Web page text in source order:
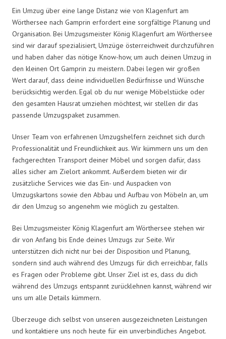
Ein Umzug über eine lange Distanz wie von Klagenfurt am
Wörthersee nach Gamprin erfordert eine sorgfältige Planung und
Organisation. Bei Umzugsmeister König Klagenfurt am Wörthersee
sind wir darauf spezialisiert, Umzüge österreichweit durchzuführen
und haben daher das nötige Know-how, um auch deinen Umzug in
den kleinen Ort Gamprin zu meistern. Dabei legen wir großen
Wert darauf, dass deine individuellen Bedürfnisse und Wünsche
berücksichtig werden. Egal ob du nur wenige Möbelstücke oder
den gesamten Hausrat umziehen möchtest, wir stellen dir das
passende Umzugspaket zusammen.
Unser Team von erfahrenen Umzugshelfern zeichnet sich durch
Professionalität und Freundlichkeit aus. Wir kümmern uns um den
fachgerechten Transport deiner Möbel und sorgen dafür, dass
alles sicher am Zielort ankommt. Außerdem bieten wir dir
zusätzliche Services wie das Ein- und Auspacken von
Umzugskartons sowie den Abbau und Aufbau von Möbeln an, um
dir den Umzug so angenehm wie möglich zu gestalten.
Bei Umzugsmeister König Klagenfurt am Wörthersee stehen wir
dir von Anfang bis Ende deines Umzugs zur Seite. Wir
unterstützen dich nicht nur bei der Disposition und Planung,
sondern sind auch während des Umzugs für dich erreichbar, falls
es Fragen oder Probleme gibt. Unser Ziel ist es, dass du dich
während des Umzugs entspannt zurücklehnen kannst, während wir
uns um alle Details kümmern.
Überzeuge dich selbst von unseren ausgezeichneten Leistungen
und kontaktiere uns noch heute für ein unverbindliches Angebot.